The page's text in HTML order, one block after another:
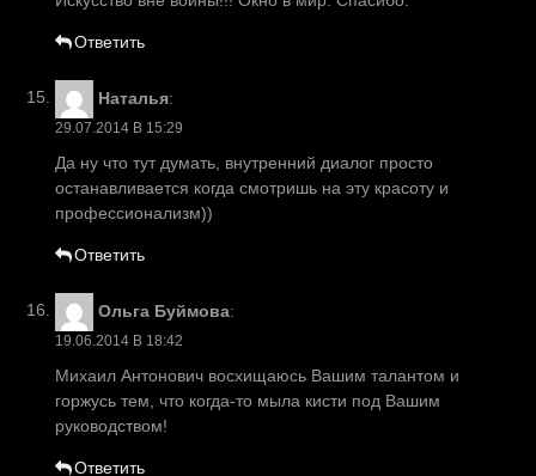
Ответить
Наталья:
29.07.2014 В 15:29
Да ну что тут думать, внутренний диалог просто
останавливается когда смотришь на эту красоту и
профессионализм))
Ответить
Ольга Буймова:
19.06.2014 В 18:42
Михаил Антонович восхищаюсь Вашим талантом и
горжусь тем, что когда-то мыла кисти под Вашим
руководством!
Ответить